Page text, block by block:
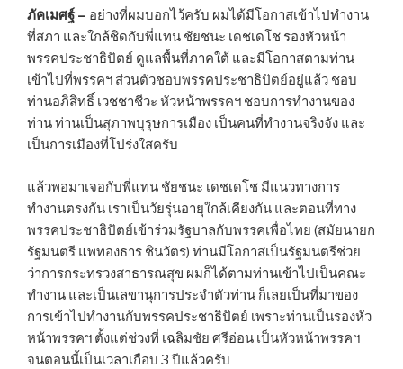
ภัคเมศฐ์ – อย่างที่ผมบอกไว้ครับ ผมได้มีโอกาสเข้าไปทำงาน
ที่สภา และใกล้ชิดกับพี่แทน ชัยชนะ เดชเดโช รองหัวหน้า
พรรคประชาธิปัตย์ ดูแลพื้นที่ภาคใต้ และมีโอกาสตามท่าน
เข้าไปที่พรรคฯ ส่วนตัวชอบพรรคประชาธิปัตย์อยู่แล้ว ชอบ
ท่านอภิสิทธิ์ เวชชาชีวะ หัวหน้าพรรคฯ ชอบการทำงานของ
ท่าน ท่านเป็นสุภาพบุรุษการเมือง เป็นคนที่ทำงานจริงจัง และ
เป็นการเมืองที่โปร่งใสครับ
แล้วพอมาเจอกับพี่แทน ชัยชนะ เดชเดโช มีแนวทางการ
ทำงานตรงกัน เราเป็นวัยรุ่นอายุใกล้เคียงกัน และตอนที่ทาง
พรรคประชาธิปัตย์เข้าร่วมรัฐบาลกับพรรคเพื่อไทย (สมัยนายก
รัฐมนตรี แพทองธาร ชินวัตร) ท่านมีโอกาสเป็นรัฐมนตรีช่วย
ว่าการกระทรวงสาธารณสุข ผมก็ได้ตามท่านเข้าไปเป็นคณะ
ทำงาน และเป็นเลขานุการประจำตัวท่าน ก็เลยเป็นที่มาของ
การเข้าไปทำงานกับพรรคประชาธิปัตย์ เพราะท่านเป็นรองหัว
หน้าพรรคฯ ตั้งแต่ช่วงที่ เฉลิมชัย ศรีอ่อน เป็นหัวหน้าพรรคฯ
จนตอนนี้เป็นเวลาเกือบ 3 ปีแล้วครับ